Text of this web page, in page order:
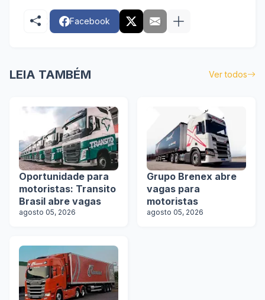
Facebook
LEIA TAMBÉM Ver todos
Oportunidade para
motoristas: Transito
Brasil abre vagas
agosto 05, 2026
Grupo Brenex abre
vagas para
motoristas
agosto 05, 2026